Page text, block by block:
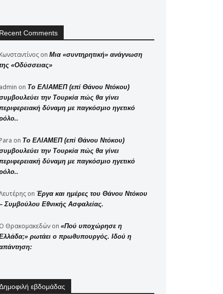
Recent Comments
Κωνσταντίνος on Μια «συντηρητική» ανάγνωση
«Οδύσσειας»
admin on Το ΕΛΙΑΜΕΠ (επί Θάνου Ντόκου)
την Τουρκία πώς θα γίνει
δύναμη με παγκόσμιο ηγετικό
Para on Το ΕΛΙΑΜΕΠ (επί Θάνου Ντόκου)
την Τουρκία πώς θα γίνει
δύναμη με παγκόσμιο ηγετικό
on Έργα και ημέρες του Θάνου Ντόκου
Συμβούλου Εθνικής Ασφαλείας.
Ο Θρακομακεδών on «Πού υποχώρησε η
ρωτάει ο πρωθυπουργός. Ιδού η
εβδομάδας